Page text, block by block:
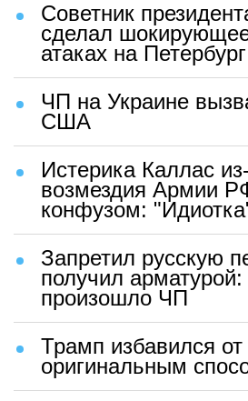
Советник
сделал
атаках на Петербург
ЧП на Украине
США
Истерика Каллас
возмездия Армии
конфузом:
Запретил русскую
получил
произошло ЧП
Трамп избавился
оригинальным